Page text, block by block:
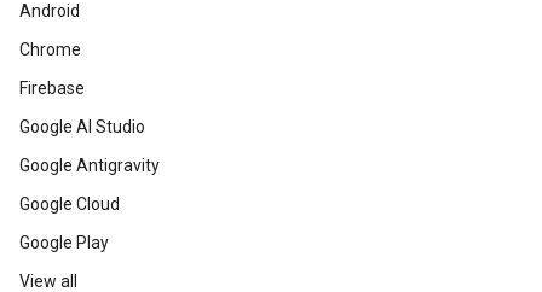
Android
Chrome
Firebase
Google AI Studio
Google Antigravity
Google Cloud
Google Play
View all